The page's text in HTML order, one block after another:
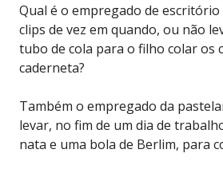
Qual é o empregado de
clips de vez em quando, ou não
tubo de cola para o filho colar os
caderneta?
Também o empregado da
levar, no fim de um dia de
nata e uma bola de Berlim, para